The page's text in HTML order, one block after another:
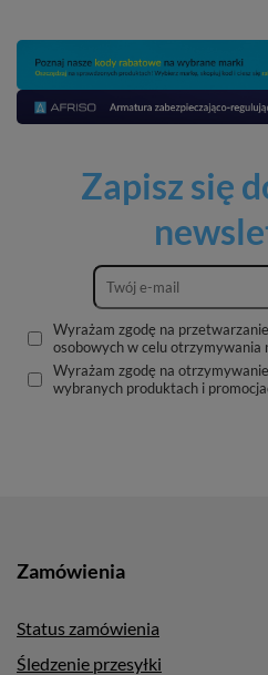
Zapisz się
Wyrażam zgodę na
osobowych w celu otrzymywania
Wyrażam zgodę na
wybranych produktach i
Zamówienia
Status zamówienia
Śledzenie przesyłki